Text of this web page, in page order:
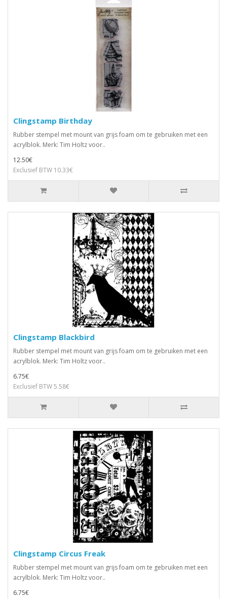
Clingstamp Birthday
Rubber stempel met mount van grijs foam om te gebruiken met een
acrylblok. Merk: Tim Holtz voor..
12.50€
Exclusief BTW 10.33€
Clingstamp Blackbird
Rubber stempel met mount van grijs foam om te gebruiken met een
acrylblok. Merk: Tim Holtz voor..
6.75€
Exclusief BTW 5.58€
Clingstamp Circus Freak
Rubber stempel met mount van grijs foam om te gebruiken met een
acrylblok. Merk: Tim Holtz voor..
6.75€